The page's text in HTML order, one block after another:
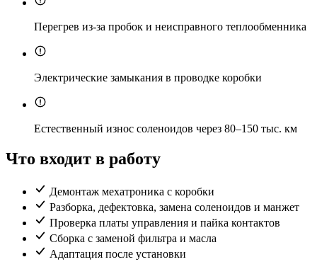
Перегрев из-за пробок и неисправного теплообменника
Электрические замыкания в проводке коробки
Естественный износ соленоидов через 80–150 тыс. км
Что входит в работу
Демонтаж мехатроника с коробки
Разборка, дефектовка, замена соленоидов и манжет
Проверка платы управления и пайка контактов
Сборка с заменой фильтра и масла
Адаптация после установки